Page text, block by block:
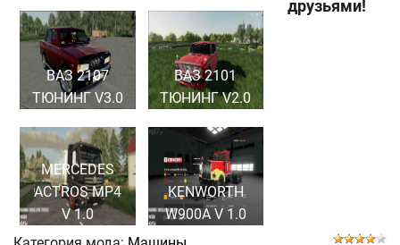
ВАЗ 2107
ТЮНИНГ V3.0
ВАЗ 2101
ТЮНИНГ V2.0
MERCEDES
ACTROS MP4
V 1.0
KENWORTH
W900A V 1.0
друзьями!